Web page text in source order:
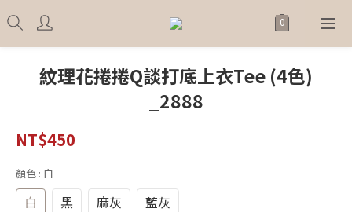
紋理花捲捲Q談打底上衣Tee (4色)
_2888
NT$450
顏色 : 白
白 黑 麻灰 藍灰